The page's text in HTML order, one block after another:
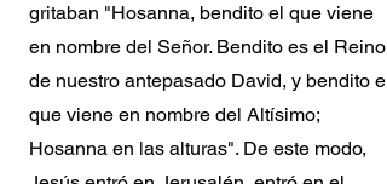
gritaban "Hosanna, bendito el que viene
en nombre del Señor. Bendito es el Reino
de nuestro antepasado David, y bendito el
que viene en nombre del Altísimo;
Hosanna en las alturas". De este modo,